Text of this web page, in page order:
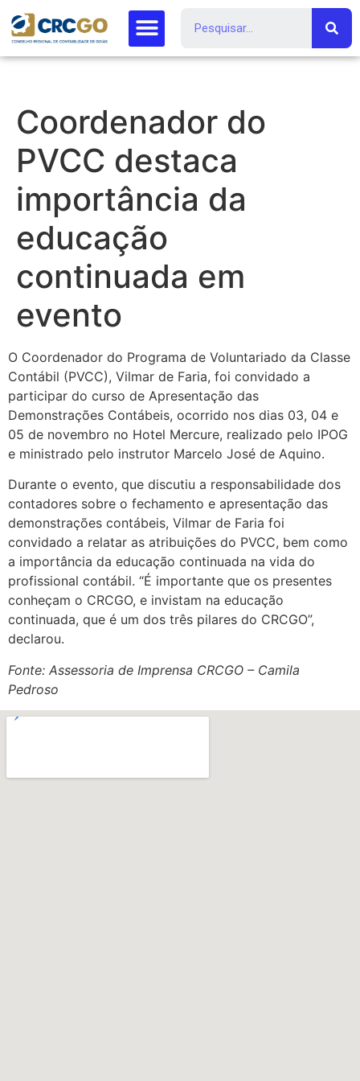
Coordenador do
PVCC destaca
importância da
educação
continuada em
evento
O Coordenador do Programa de Voluntariado da Classe
Contábil (PVCC), Vilmar de Faria, foi convidado a
participar do curso de Apresentação das
Demonstrações Contábeis, ocorrido nos dias 03, 04 e
05 de novembro no Hotel Mercure, realizado pelo IPOG
e ministrado pelo instrutor Marcelo José de Aquino.
Durante o evento, que discutiu a responsabilidade dos
contadores sobre o fechamento e apresentação das
demonstrações contábeis, Vilmar de Faria foi
convidado a relatar as atribuições do PVCC, bem como
a importância da educação continuada na vida do
profissional contábil. “É importante que os presentes
conheçam o CRCGO, e invistam na educação
continuada, que é um dos três pilares do CRCGO”,
declarou.
Fonte: Assessoria de Imprensa CRCGO – Camila
Pedroso